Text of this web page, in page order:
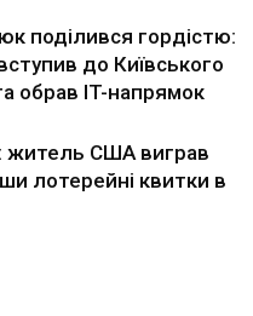
поділився гордістю:
до Київського
обрав IT-напрямок
житель США виграв
лотерейні квитки в